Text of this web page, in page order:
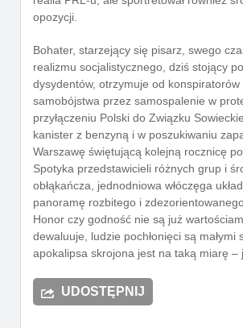
opozycji.
Bohater, starzejący się pisarz, swego
realizmu socjalistycznego, dziś stojący
dysydentów, otrzymuje od konspiratorów
samobójstwa przez samospalenie w
przyłączeniu Polski do Związku
kanister z benzyną i w poszukiwaniu
Warszawę świętującą kolejną rocznicę
Spotyka przedstawicieli różnych grup i
obłąkańcza, jednodniowa włóczęga
panoramę rozbitego i zdezorientowanego
Honor czy godność nie są już
dewaluuje, ludzie pochłonięci są małymi
apokalipsa skrojona jest na taką miarę –
UDOSTĘPNIJ